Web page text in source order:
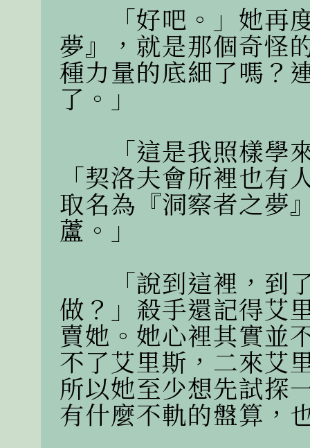
「好吧。」她再度
夢』，就是那個奇怪
種力量的底細了嗎？
了。」
「這是我照樣學來
「契洛夫會所裡也
取名為『洞察者之夢
蘆。」
「說到這裡，到了
做？」殺手還記得艾
賣她。她心裡其實並
不了艾里斯，二來艾
所以她至少想先試探
有什麼不軌的盤算，